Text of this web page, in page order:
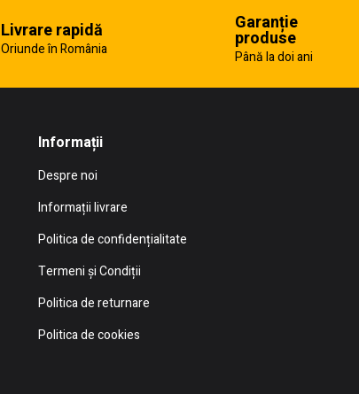
Livrare rapidă
Oriunde în România
Garanție
produse
Până la doi ani
Informații
Despre noi
Informații livrare
Politica de confidențialitate
Termeni și Condiții
Politica de returnare
Politica de cookies